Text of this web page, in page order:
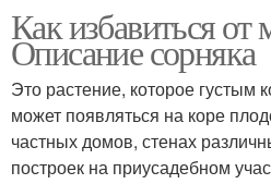
Как избавиться от
Описание сорняка
Это растение, которое густым
может появляться на коре
частных домов, стенах
построек на приусадебном